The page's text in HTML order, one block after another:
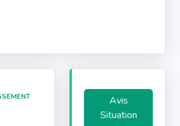
Avis
Situation